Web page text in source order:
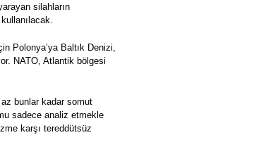
silahların
Polonya’ya Baltık Denizi,
NATO, Atlantik bölgesi
bunlar kadar somut
sadece analiz etmekle
karşı tereddütsüz